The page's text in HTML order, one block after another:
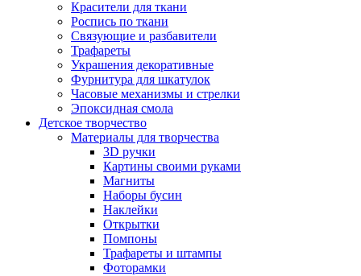
Красители для ткани
Роспись по ткани
Связующие и разбавители
Трафареты
Украшения декоративные
Фурнитура для шкатулок
Часовые механизмы и стрелки
Эпоксидная смола
Детское творчество
Материалы для творчества
3D ручки
Картины своими руками
Магниты
Наборы бусин
Наклейки
Открытки
Помпоны
Трафареты и штампы
Фоторамки